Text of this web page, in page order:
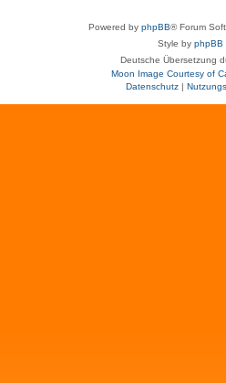
Powered by phpBB® Forum
Style by phpBB
Deutsche Übersetzung
Moon Image Courtesy of
Datenschutz|